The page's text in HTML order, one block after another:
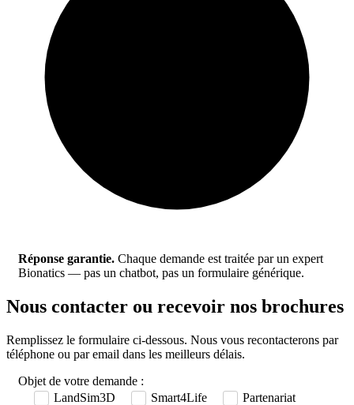
Réponse garantie. Chaque demande est traitée par un expert
Bionatics — pas un chatbot, pas un formulaire générique.
Nous contacter ou recevoir nos brochures
Remplissez le formulaire ci-dessous. Nous vous recontacterons par
téléphone ou par email dans les meilleurs délais.
Objet de votre demande :
LandSim3D
Smart4Life
Partenariat